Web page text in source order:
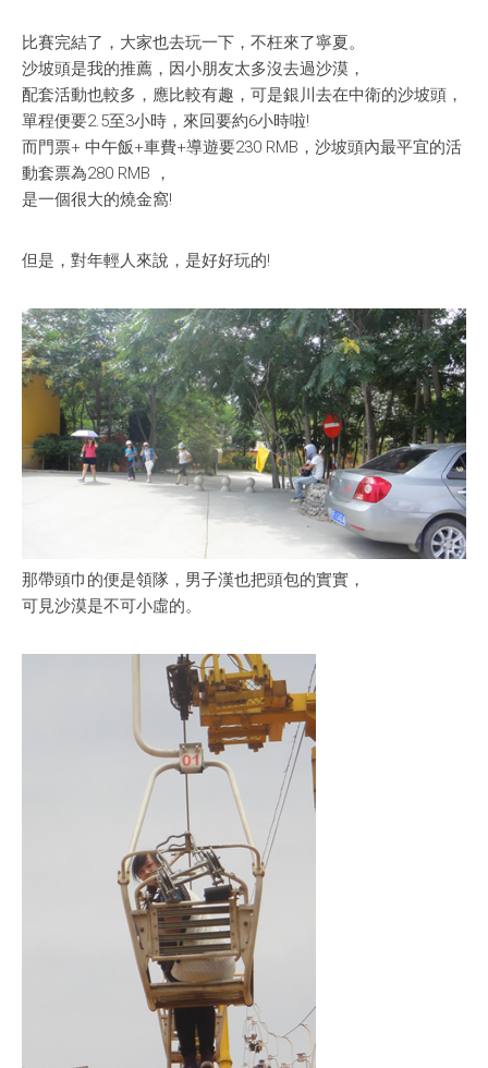
澱粉之可塑性
CryptoDefender
防撞鎖
音間行者
廿一世紀校園網絡
香港學生科學比賽
比賽完結了，大家也去玩一下，不枉來了寧夏。
沙坡頭是我的推薦，因小朋友太多沒去過沙漠，
配套活動也較多，應比較有趣，可是銀川去在中衛的沙坡頭，
單程便要2.5至3小時，來回要約6小時啦!
而門票+ 中午飯+車費+導遊要230 RMB，沙坡頭內最平宜的活
動套票為280 RMB ，
是一個很大的燒金窩!
但是，對年輕人來說，是好好玩的!
那帶頭巾的便是領隊，男子漢也把頭包的實實，
可見沙漠是不可小虛的。